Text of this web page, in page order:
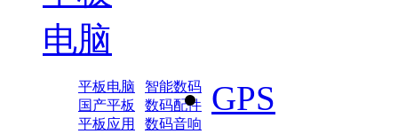
电脑
平板电脑
智能数码
国产平板
数码配件
平板应用
数码音响
GPS